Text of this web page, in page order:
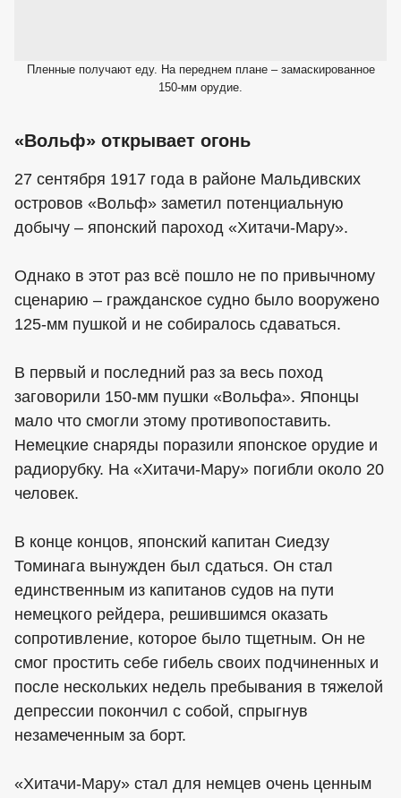
Пленные получают еду. На переднем плане – замаскированное
150-мм орудие.
«Вольф» открывает огонь
27 сентября 1917 года в районе Мальдивских
островов «Вольф» заметил потенциальную
добычу – японский пароход «Хитачи-Мару».
Однако в этот раз всё пошло не по привычному
сценарию – гражданское судно было вооружено
125-мм пушкой и не собиралось сдаваться.
В первый и последний раз за весь поход
заговорили 150-мм пушки «Вольфа». Японцы
мало что смогли этому противопоставить.
Немецкие снаряды поразили японское орудие и
радиорубку. На «Хитачи-Мару» погибли около 20
человек.
В конце концов, японский капитан Сиедзу
Томинага вынужден был сдаться. Он стал
единственным из капитанов судов на пути
немецкого рейдера, решившимся оказать
сопротивление, которое было тщетным. Он не
смог простить себе гибель своих подчиненных и
после нескольких недель пребывания в тяжелой
депрессии покончил с собой, спрыгнув
незамеченным за борт.
«Хитачи-Мару» стал для немцев очень ценным